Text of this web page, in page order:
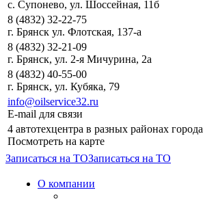
с. Супонево, ул. Шоссейная, 11б
8 (4832) 32-22-75
г. Брянск ул. Флотская, 137-а
8 (4832) 32-21-09
г. Брянск, ул. 2-я Мичурина, 2а
8 (4832) 40-55-00
г. Брянск, ул. Кубяка, 79
info@oilservice32.ru
E-mail для связи
4 автотехцентра в разных районах города
Посмотреть на карте
Записаться на ТОЗаписаться на ТО
О компании